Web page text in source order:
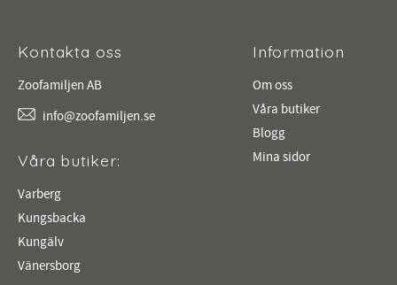
Kontakta oss
Zoofamiljen AB
info@zoofamiljen.se
Våra butiker:
Varberg
Kungsbacka
Kungälv
Vänersborg
Information
Om oss
Våra butiker
Blogg
Mina sidor